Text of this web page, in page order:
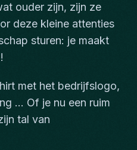
ouder zijn, zijn ze
deze kleine attenties
sturen: je maakt
met het bedrijfslogo,
... Of je nu een ruim
tal van